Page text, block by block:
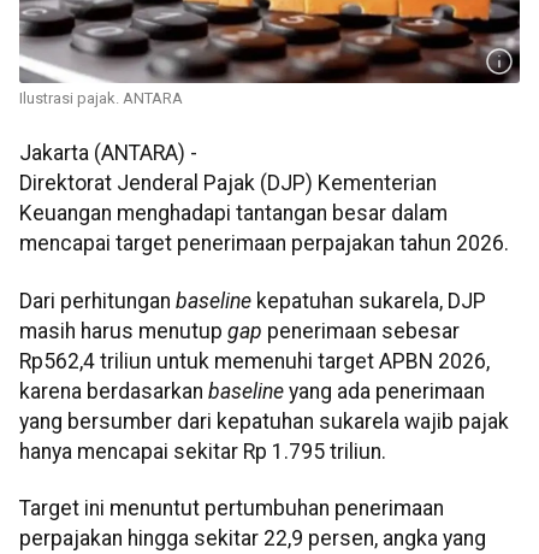
Ilustrasi pajak. ANTARA
Jakarta (ANTARA) -
Direktorat Jenderal Pajak (DJP) Kementerian
Keuangan menghadapi tantangan besar dalam
mencapai target penerimaan perpajakan tahun 2026.
Dari perhitungan baseline kepatuhan sukarela, DJP
masih harus menutup gap penerimaan sebesar
Rp562,4 triliun untuk memenuhi target APBN 2026,
karena berdasarkan baseline yang ada penerimaan
yang bersumber dari kepatuhan sukarela wajib pajak
hanya mencapai sekitar Rp 1.795 triliun.
Target ini menuntut pertumbuhan penerimaan
perpajakan hingga sekitar 22,9 persen, angka yang